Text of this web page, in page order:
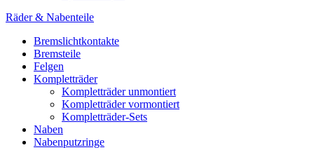
Räder & Nabenteile
Bremslichtkontakte
Bremsteile
Felgen
Kompletträder
Kompletträder unmontiert
Kompletträder vormontiert
Kompletträder-Sets
Naben
Nabenputzringe